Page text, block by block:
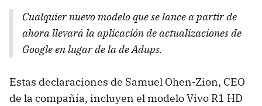
Cualquier nuevo modelo que se lance a partir de
ahora llevará la aplicación de actualizaciones de
Google en lugar de la de Adups.
Estas declaraciones de Samuel Ohen-Zion, CEO
de la compañía, incluyen el modelo Vivo R1 HD